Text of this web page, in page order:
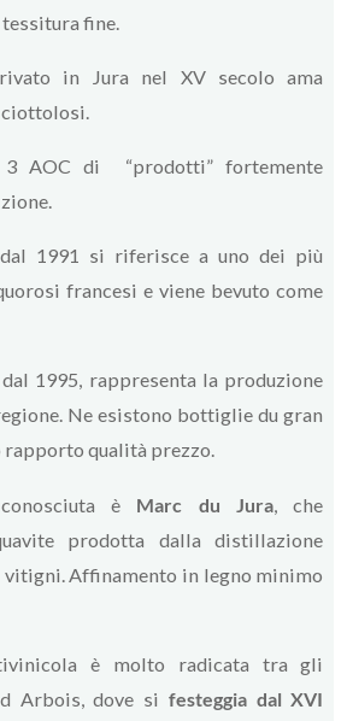
fine.
in Jura nel XV secolo ama
ciottolosi.
3 AOC di “prodotti” fortemente
1991 si riferisce a uno dei più
francesi e viene bevuto come
1995, rappresenta la produzione
Ne esistono bottiglie du gran
qualità prezzo.
è Marc du Jura, che
prodotta dalla distillazione
vitigni. Affinamento in legno minimo
è molto radicata tra gli
Arbois, dove si festeggia dal XVI